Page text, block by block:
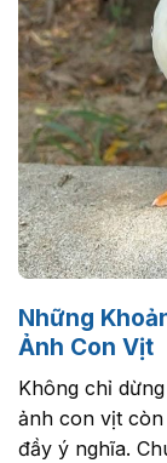
Những
Ảnh Con Vịt
Không chỉ
ảnh con vịt
đầy ý nghĩa.